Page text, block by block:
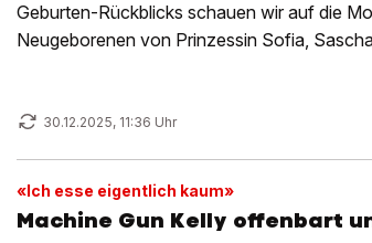
Geburten-Rückblicks schauen wir auf die
Neugeborenen von Prinzessin Sofia,
30.12.2025, 11:36 Uhr
«Ich esse eigentlich kaum»
Machine Gun Kelly offenbart